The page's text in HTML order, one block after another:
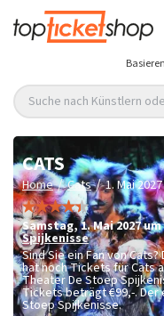
Suche nach Künstlern
CATS
Home / Cats / 1. Mai
Samstag, 1. Mai 2027 um
Spijkenisse
Sind Sie ein Fan von
hat noch Tickets für Cats
Theater De Stoep
Tickets beträgt€99,-.
Stoep Spijkenisse.